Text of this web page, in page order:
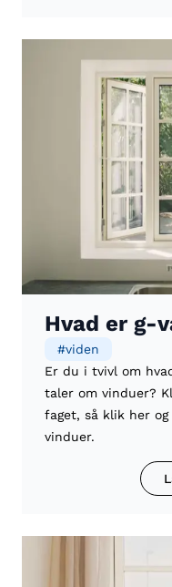
Hvad er g-
#viden
Er du i tvivl om
taler om vinduer?
faget, så klik her
vinduer.